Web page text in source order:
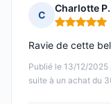
C
Charlotte P.
Note : 5 sur
Publié le 13/12/2025
suite à un achat du
Ravie de cette